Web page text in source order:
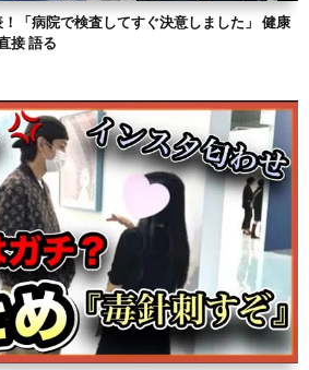
！「病院で検査してすぐ決意しました」 健康
接 語る